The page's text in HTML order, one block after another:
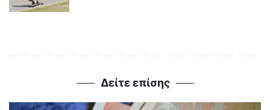
Δείτε επίσης